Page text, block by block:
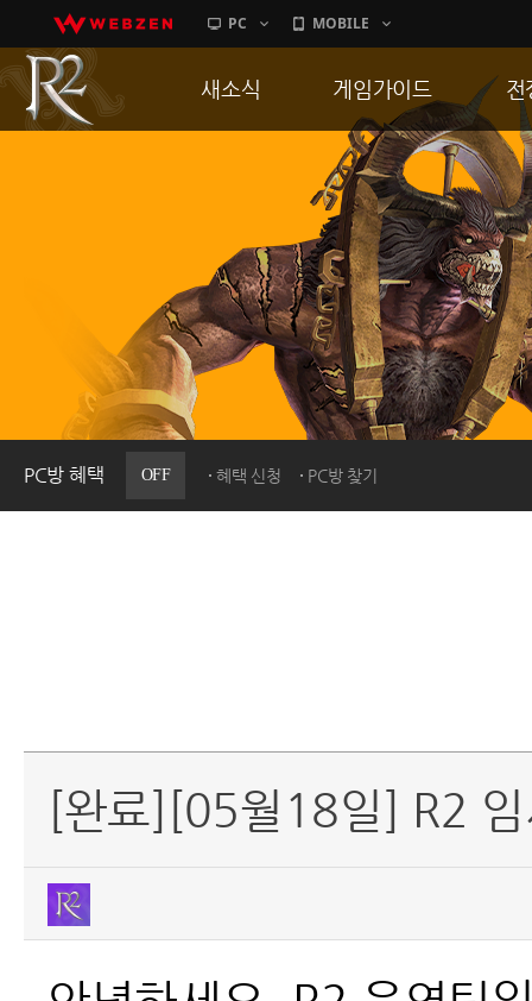
PC MOBILE
PC방 혜택 OFF 혜택 신청 PC방 찾기
새소식
이벤트
히스토리
PC방으로간다
게임가이드
게임 특징
서버가이드
신병훈련소
세부가이드
통합보급센터
전
통
공
[완료][05월18일] R2